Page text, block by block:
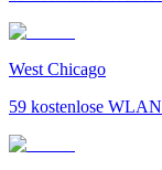
West Chicago
59 kostenlose WLAN